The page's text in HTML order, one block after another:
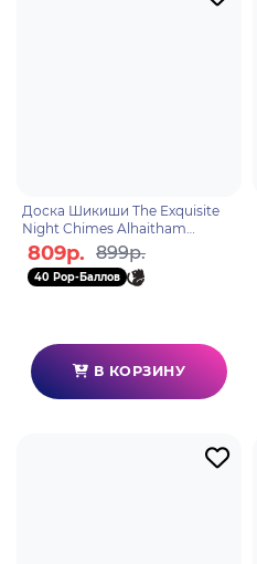
Доска Шикиши The Exquisite
Night Chimes Alhaitham
Ш21.5*В14.5см 6976068141563
809р. 899р.
40 Pop-Баллов
В КОРЗИНУ